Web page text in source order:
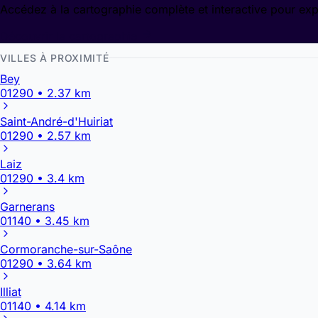
Accédez à la cartographie complète et interactive pour
VILLES À PROXIMITÉ
Bey
01290 • 2.37 km
Saint-André-d'Huiriat
01290 • 2.57 km
Laiz
01290 • 3.4 km
Garnerans
01140 • 3.45 km
Cormoranche-sur-Saône
01290 • 3.64 km
Illiat
01140 • 4.14 km